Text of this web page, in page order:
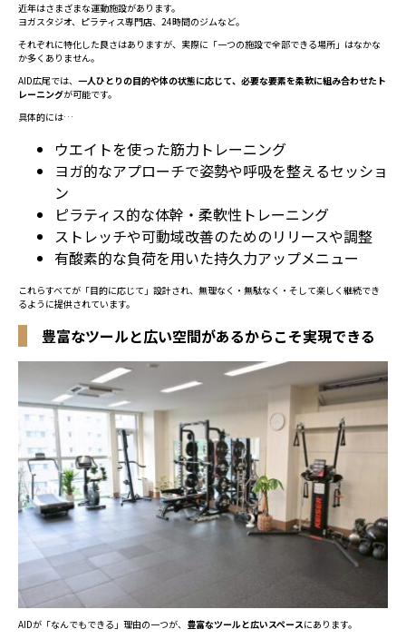
近年はさまざまな運動施設があります。
ヨガスタジオ、ピラティス専門店、24時間のジムなど。
それぞれに特化した良さはありますが、実際に「一つの施設で全部できる場所」はなかな
か多くありません。
AID広尾では、 一人ひとりの目的や体の状態に応じて、必要な要素を柔軟に組み合わせたト
レーニングが可能です。
具体的には…
ウエイトを使った筋力トレーニング
ヨガ的なアプローチで姿勢や呼吸を整えるセッショ
ン
ピラティス的な体幹・柔軟性トレーニング
ストレッチや可動域改善のためのリリースや調整
有酸素的な負荷を用いた持久力アップメニュー
これらすべてが「目的に応じて」設計され、無理なく・無駄なく・そして楽しく継続でき
るように提供されています。
豊富なツールと広い空間があるからこそ実現できる
AIDが「なんでもできる」理由の一つが、 豊富なツールと広いスペースにあります。